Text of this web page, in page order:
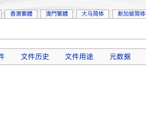
文件历史 文件用途 元数据
香港繁體 澳門繁體 大马简体 新加坡简体